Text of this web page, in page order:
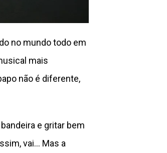
no mundo todo em
mais
não é diferente,
e gritar bem
vai… Mas a